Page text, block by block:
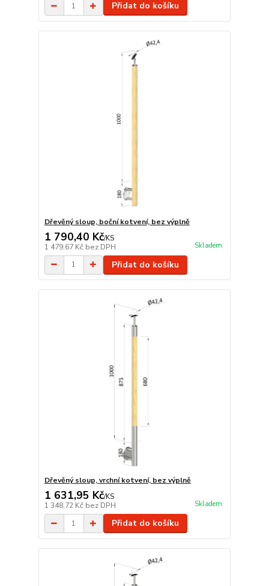
Přidat do košíku
Dřevěný sloup, boční kotvení, bez výplně
1 790,40 Kč/KS
1 479,67 Kč bez DPH Skladem
Přidat do košíku
Dřevěný sloup, vrchní kotvení, bez výplně
1 631,95 Kč/KS
1 348,72 Kč bez DPH Skladem
Přidat do košíku